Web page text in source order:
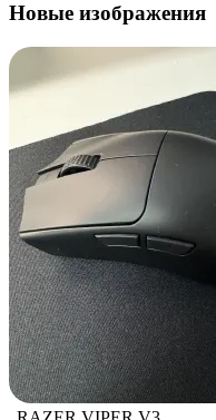
Новые изображения